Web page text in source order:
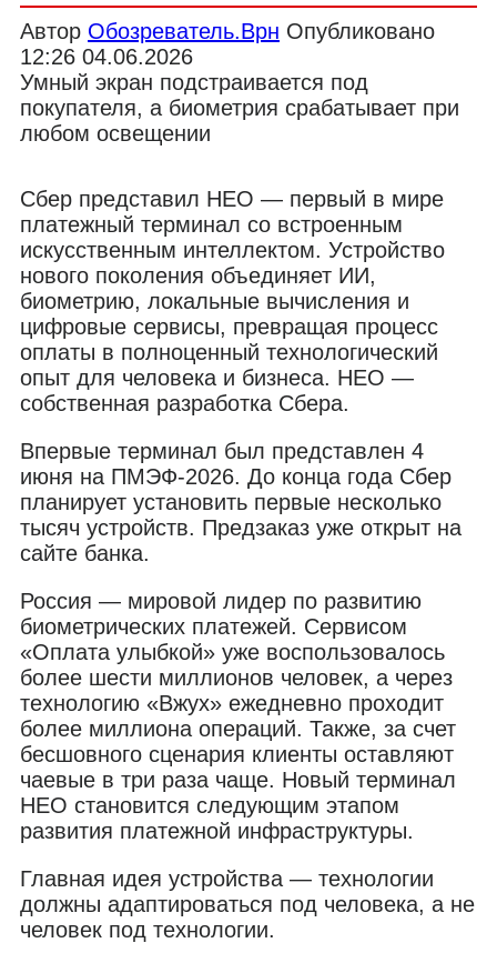
Автор Обозреватель.Врн Опубликовано
12:26 04.06.2026
Умный экран подстраивается под
покупателя, а биометрия срабатывает при
любом освещении
Сбер представил НЕО — первый в мире
платежный терминал со встроенным
искусственным интеллектом. Устройство
нового поколения объединяет ИИ,
биометрию, локальные вычисления и
цифровые сервисы, превращая процесс
оплаты в полноценный технологический
опыт для человека и бизнеса. НЕО —
собственная разработка Сбера.
Впервые терминал был представлен 4
июня на ПМЭФ-2026. До конца года Сбер
планирует установить первые несколько
тысяч устройств. Предзаказ уже открыт на
сайте банка.
Россия — мировой лидер по развитию
биометрических платежей. Сервисом
«Оплата улыбкой» уже воспользовалось
более шести миллионов человек, а через
технологию «Вжух» ежедневно проходит
более миллиона операций. Также, за счет
бесшовного сценария клиенты оставляют
чаевые в три раза чаще. Новый терминал
НЕО становится следующим этапом
развития платежной инфраструктуры.
Главная идея устройства — технологии
должны адаптироваться под человека, а не
человек под технологии.